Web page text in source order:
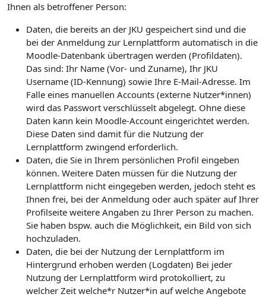
Ihnen als betroffener Person:
Daten, die bereits an der JKU gespeichert sind und die
bei der Anmeldung zur Lernplattform automatisch in die
Moodle-Datenbank übertragen werden (Profildaten).
Das sind: Ihr Name (Vor- und Zuname), Ihr JKU
Username (ID-Kennung) sowie Ihre E-Mail-Adresse. Im
Falle eines manuellen Accounts (externe Nutzer*innen)
wird das Passwort verschlüsselt abgelegt. Ohne diese
Daten kann kein Moodle-Account eingerichtet werden.
Diese Daten sind damit für die Nutzung der
Lernplattform zwingend erforderlich.
Daten, die Sie in Ihrem persönlichen Profil eingeben
können. Weitere Daten müssen für die Nutzung der
Lernplattform nicht eingegeben werden, jedoch steht es
Ihnen frei, bei der Anmeldung oder auch später auf Ihrer
Profilseite weitere Angaben zu Ihrer Person zu machen.
Sie haben bspw. auch die Möglichkeit, ein Bild von sich
hochzuladen.
Daten, die bei der Nutzung der Lernplattform im
Hintergrund erhoben werden (Logdaten) Bei jeder
Nutzung der Lernplattform wird protokolliert, zu
welcher Zeit welche*r Nutzer*in auf welche Angebote